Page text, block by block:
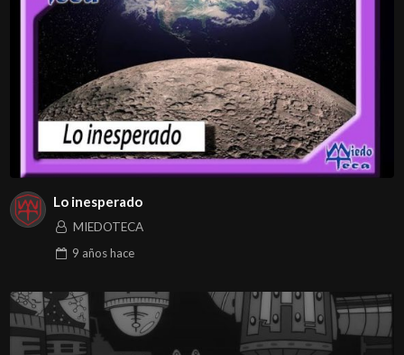
Lo inesperado
MIEDOTECA
9 añoshace